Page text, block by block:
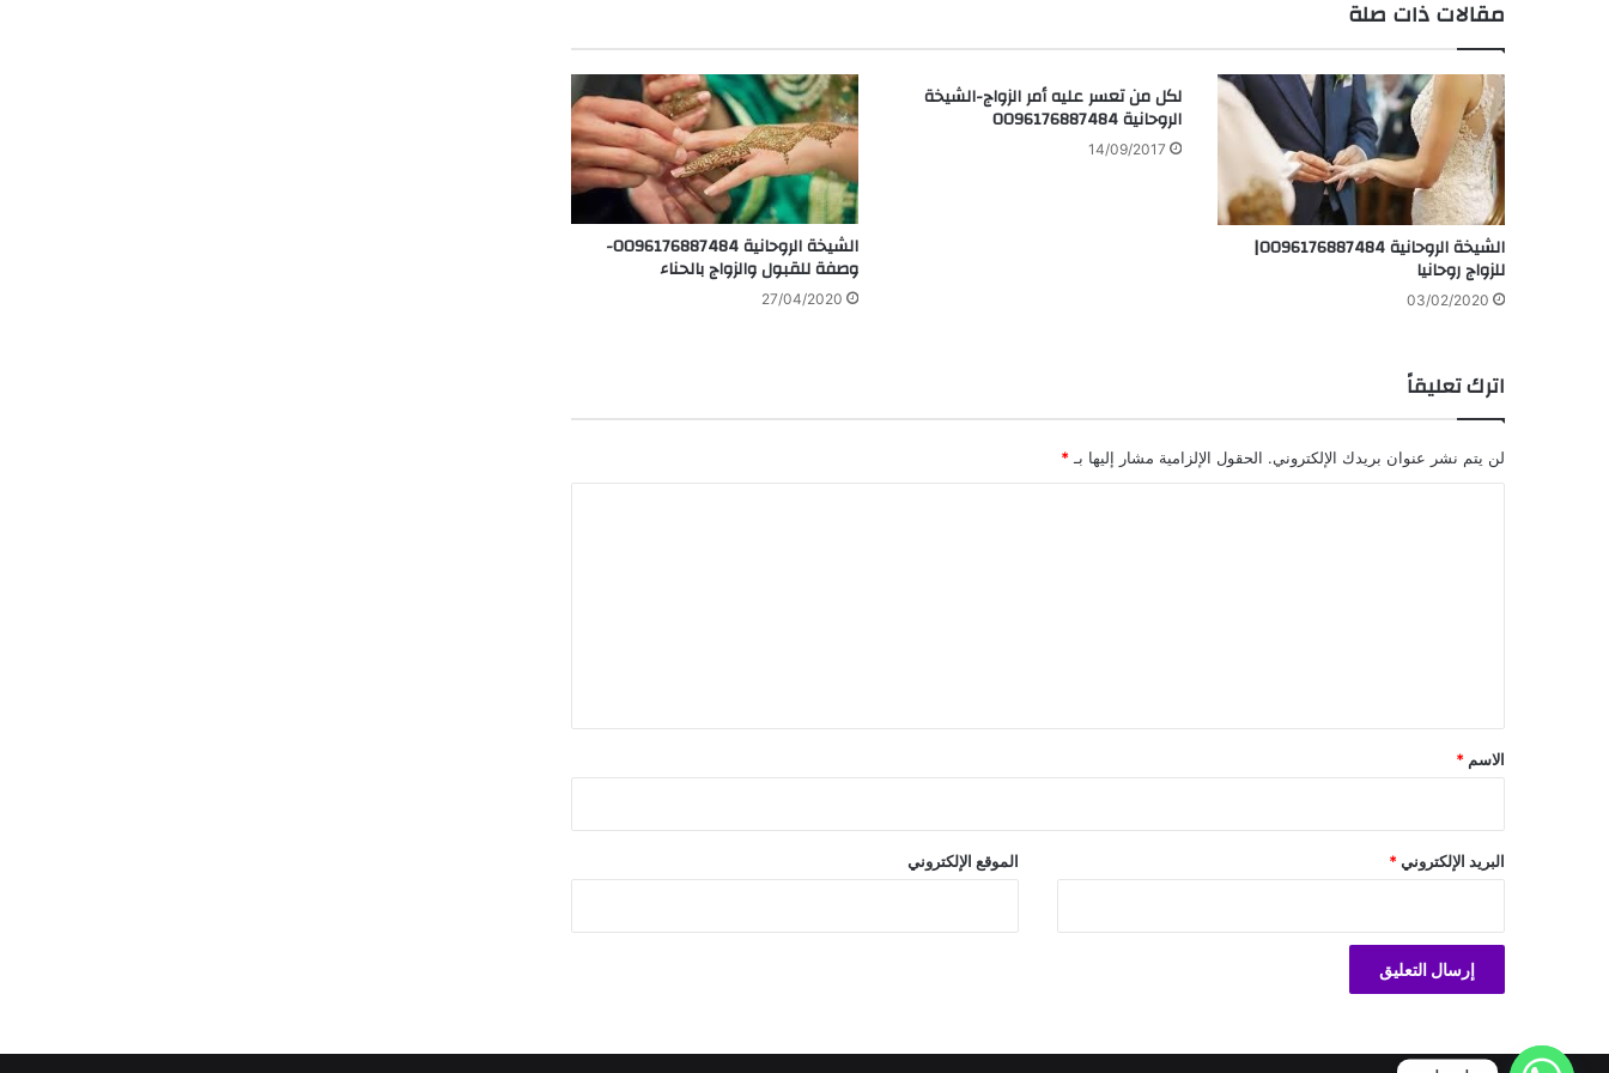
مقالات ذات صلة
الشيخة الروحانية 0096176887484|
للزواج روحانيا
03/02/2020
لكل من تعسر عليه أمر الزواج-الشيخة
الروحانية 0096176887484
14/09/2017
الشيخة الروحانية 0096176887484-
وصفة للقبول والزواج بالحناء
27/04/2020
اترك تعليقاً
لن يتم نشر عنوان بريدك الإلكتروني. الحقول الإلزامية مشار إليها بـ *
*
الاسم *
البريد الإلكتروني * الموقع الإلكتروني